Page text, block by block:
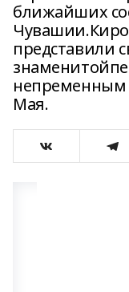
ближайших
представили
непременным
Мая.